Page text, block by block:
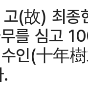
고(故) 최
를 심고
수인(十年